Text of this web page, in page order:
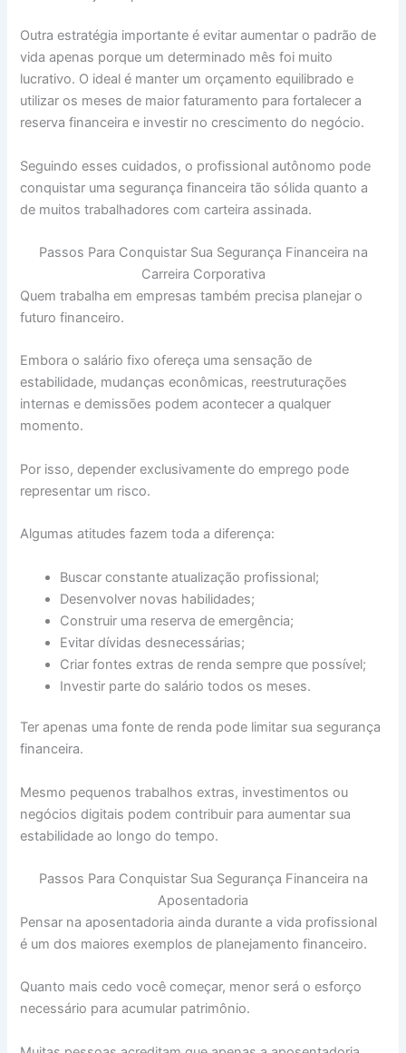
Outra estratégia importante é evitar aumentar o padrão de
vida apenas porque um determinado mês foi muito
lucrativo. O ideal é manter um orçamento equilibrado e
utilizar os meses de maior faturamento para fortalecer a
reserva financeira e investir no crescimento do negócio.
Seguindo esses cuidados, o profissional autônomo pode
conquistar uma segurança financeira tão sólida quanto a
de muitos trabalhadores com carteira assinada.
Passos Para Conquistar Sua Segurança Financeira na
Carreira Corporativa
Quem trabalha em empresas também precisa planejar o
futuro financeiro.
Embora o salário fixo ofereça uma sensação de
estabilidade, mudanças econômicas, reestruturações
internas e demissões podem acontecer a qualquer
momento.
Por isso, depender exclusivamente do emprego pode
representar um risco.
Algumas atitudes fazem toda a diferença:
Buscar constante atualização profissional;
Desenvolver novas habilidades;
Construir uma reserva de emergência;
Evitar dívidas desnecessárias;
Criar fontes extras de renda sempre que possível;
Investir parte do salário todos os meses.
Ter apenas uma fonte de renda pode limitar sua segurança
financeira.
Mesmo pequenos trabalhos extras, investimentos ou
negócios digitais podem contribuir para aumentar sua
estabilidade ao longo do tempo.
Passos Para Conquistar Sua Segurança Financeira na
Aposentadoria
Pensar na aposentadoria ainda durante a vida profissional
é um dos maiores exemplos de planejamento financeiro.
Quanto mais cedo você começar, menor será o esforço
necessário para acumular patrimônio.